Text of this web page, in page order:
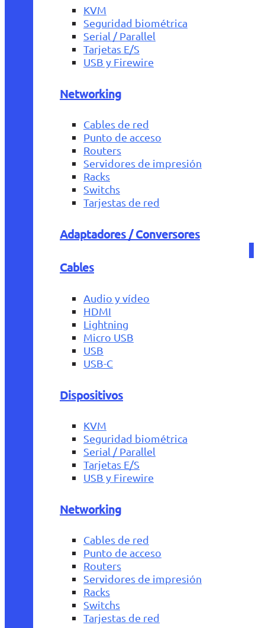
KVM
Seguridad biométrica
Serial / Parallel
Tarjetas E/S
USB y Firewire
Networking
Cables de red
Punto de acceso
Routers
Servidores de impresión
Racks
Switchs
Tarjestas de red
Adaptadores / Conversores
Cables
Audio y vídeo
HDMI
Lightning
Micro USB
USB
USB-C
Dispositivos
KVM
Seguridad biométrica
Serial / Parallel
Tarjetas E/S
USB y Firewire
Networking
Cables de red
Punto de acceso
Routers
Servidores de impresión
Racks
Switchs
Tarjestas de red